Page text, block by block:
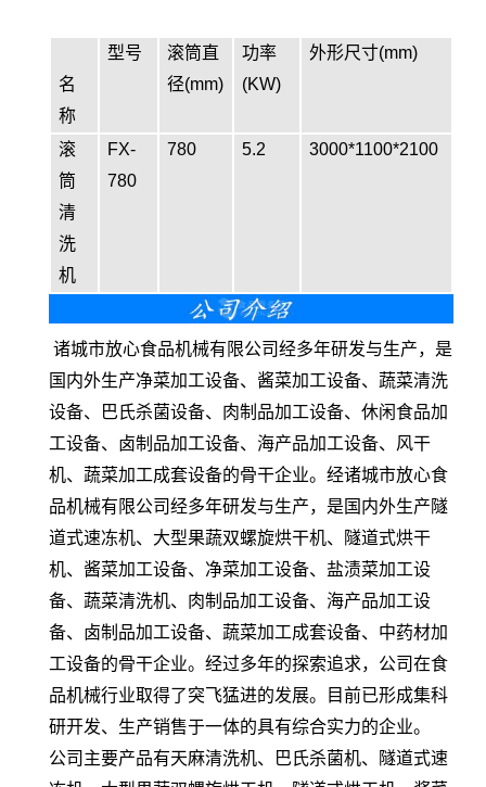
名
称
型号
滚筒直
径(mm)
功率
(KW)
外形尺寸(mm)
滚
筒
清
洗
机
FX-
780
780 5.2 3000*1100*2100
诸城市放心食品机械有限公司经多年研发与生产，是
国内外生产净菜加工设备、酱菜加工设备、蔬菜清洗
设备、巴氏杀菌设备、肉制品加工设备、休闲食品加
工设备、卤制品加工设备、海产品加工设备、风干
机、蔬菜加工成套设备的骨干企业。经诸城市放心食
品机械有限公司经多年研发与生产，是国内外生产隧
道式速冻机、大型果蔬双螺旋烘干机、隧道式烘干
机、酱菜加工设备、净菜加工设备、盐渍菜加工设
备、蔬菜清洗机、肉制品加工设备、海产品加工设
备、卤制品加工设备、蔬菜加工成套设备、中药材加
工设备的骨干企业。经过多年的探索追求，公司在食
品机械行业取得了突飞猛进的发展。目前已形成集科
研开发、生产销售于一体的具有综合实力的企业。
公司主要产品有天麻清洗机、巴氏杀菌机、隧道式速